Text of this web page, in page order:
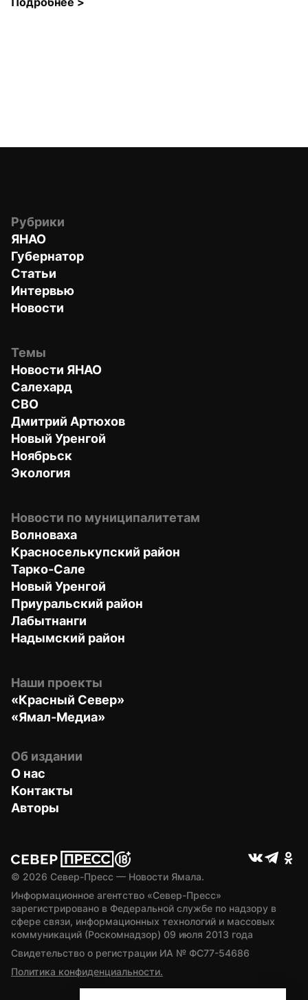
Рубрики
ЯНАО
Губернатор
Статьи
Интервью
Новости
Темы
Новости ЯНАО
Салехард
СВО
Дмитрий Артюхов
Новый Уренгой
Ноябрьск
Экология
Новости по муниципалитетам
Волноваха
Красноселькупский район
Тарко-Сале
Новый Уренгой
Приуральский район
Лабытнанги
Надымский район
Наши проекты
«Красный Север»
«Ямал-Медиа»
Об издании
О нас
Контакты
Авторы
© 2026 Север-Пресс — Новости Ямала.
Информационное агентство «Север-Пресс»
зарегистрировано в Федеральной службе по надзору в
сфере связи, информационных технологий и массовых
коммуникаций (Роскомнадзор) 09 июля 2013 года
Свидетельство о регистрации ИА № ФС77-54686
Политика конфиденциальности.